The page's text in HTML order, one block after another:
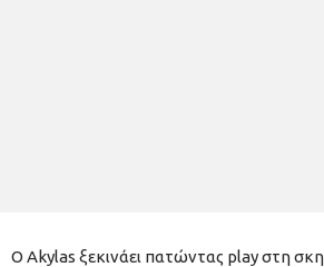
Ο Akylas ξεκινάει πατώντας play στη